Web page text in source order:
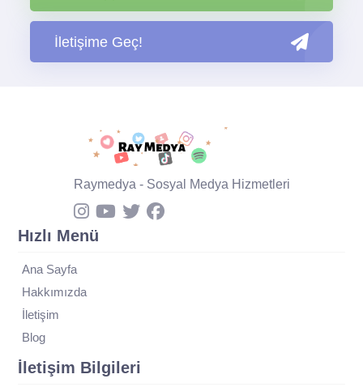
İletişime Geç!
Raymedya - Sosyal Medya Hizmetleri
Hızlı Menü
Ana Sayfa
Hakkımızda
İletişim
Blog
İletişim Bilgileri